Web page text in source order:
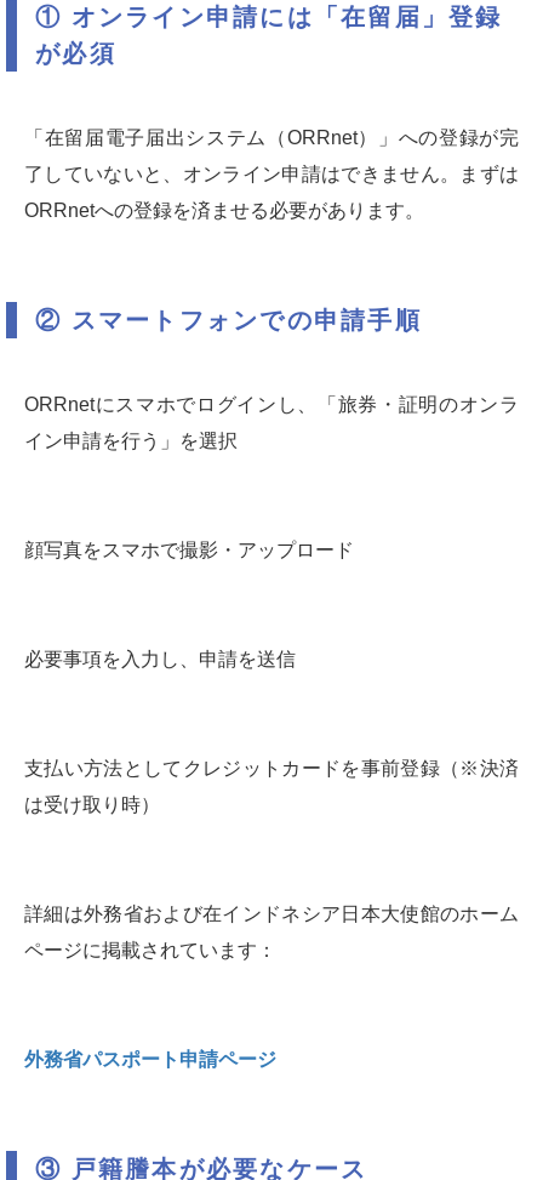
① オンライン申請には「在留届」登録
が必須
「在留届電子届出システム（ORRnet）」への登録が完
了していないと、オンライン申請はできません。まずは
ORRnetへの登録を済ませる必要があります。
② スマートフォンでの申請手順
ORRnetにスマホでログインし、「旅券・証明のオンラ
イン申請を行う」を選択
顔写真をスマホで撮影・アップロード
必要事項を入力し、申請を送信
支払い方法としてクレジットカードを事前登録（※決済
は受け取り時）
詳細は外務省および在インドネシア日本大使館のホーム
ページに掲載されています：
外務省パスポート申請ページ
③ 戸籍謄本が必要なケース